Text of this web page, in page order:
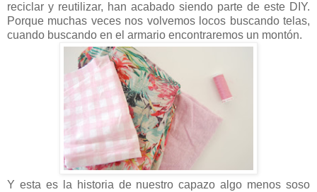
reciclar y reutilizar, han acabado siendo parte de este DIY.
Porque muchas veces nos volvemos locos buscando telas,
cuando buscando en el armario encontraremos un montón.
Y esta es la historia de nuestro capazo algo menos soso